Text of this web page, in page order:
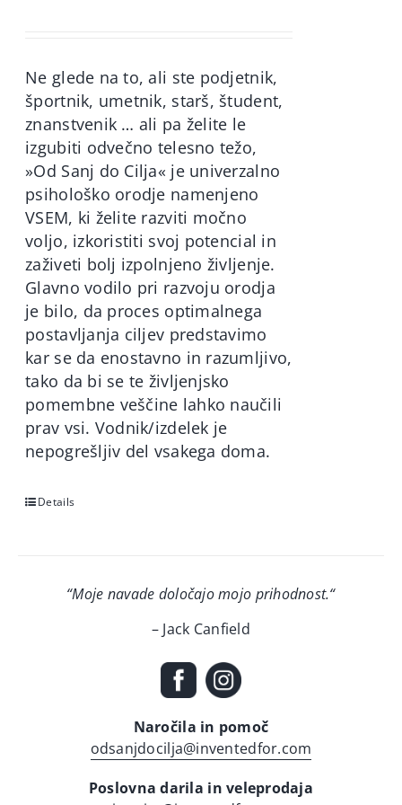
Ne glede na to, ali ste podjetnik,
športnik, umetnik, starš, študent,
znanstvenik … ali pa želite le
izgubiti odvečno telesno težo,
»Od Sanj do Cilja« je univerzalno
psihološko orodje namenjeno
VSEM, ki želite razviti močno
voljo, izkoristiti svoj potencial in
zaživeti bolj izpolnjeno življenje.
Glavno vodilo pri razvoju orodja
je bilo, da proces optimalnega
postavljanja ciljev predstavimo
kar se da enostavno in razumljivo,
tako da bi se te življenjsko
pomembne veščine lahko naučili
prav vsi. Vodnik/izdelek je
nepogrešljiv del vsakega doma.
Details
“Moje navade določajo mojo prihodnost.“
– Jack Canfield
Naročila in pomoč
odsanjdocilja@inventedfor.com
Poslovna darila in veleprodaja